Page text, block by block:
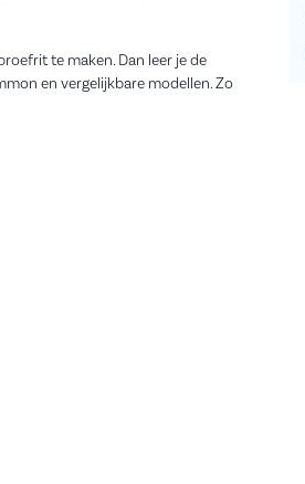
te maken. Dan leer je de
en vergelijkbare modellen. Zo